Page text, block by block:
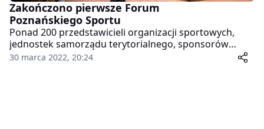
Zakończono pierwsze Forum
Poznańskiego Sportu
Ponad 200 przedstawicieli organizacji sportowych,
jednostek samorządu terytorialnego, sponsorów
sportu i mediów wzięło udział w pierwszej edycji
30 marca 2022, 20:24